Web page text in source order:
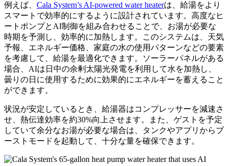
例えば、 Cala System’s AI-powered water heaterは、給湯をより
スマートで効率的にするように設計されています。高度なヒ
ートポンプとAI制御を組み合わせることで、お湯が必要な
時期を予測し、効率的に加熱します。このシステムは、天気
予報、エネルギー価格、家庭の水の使用パターンなどの要素
を考慮して、給湯を最適化できます。ソーラーパネルがある
場合、AIは日中の余剰太陽光発電を利用して水を加熱し、
曇りの日に使用するために効果的にエネルギーを蓄えること
ができます。
状況が安定しているとき、給湯器はコンプレッサーを減速さ
せ、熱伝達効率を約30%向上させます。また、ゲストを予定
していて余分なお湯が必要な場合は、タンクやアプリからブ
ーストモードを起動して、十分な量を確保できます。